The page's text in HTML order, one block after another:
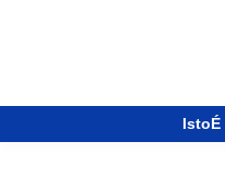
IstoÉ